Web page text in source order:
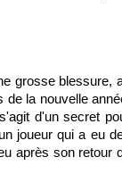
grosse blessure,
de la nouvelle
d'un secret
joueur qui a eu
après son retour